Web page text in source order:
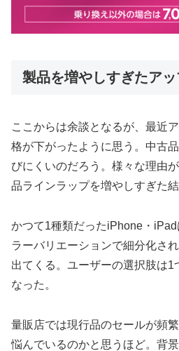
製品を増やしすぎたアッ
ここからは余談となるが、最近
格が下がったように思う。中古
びにくいのだろう。様々な理由
品ラインラップを増やしすぎた
かつて1種類だったiPhone・
ラーバリエーションで細分化さ
出てくる。ユーザーの選択肢は1
なった。
量販店では現行品のセールが頻
悩んでいるのかと思うほど。背